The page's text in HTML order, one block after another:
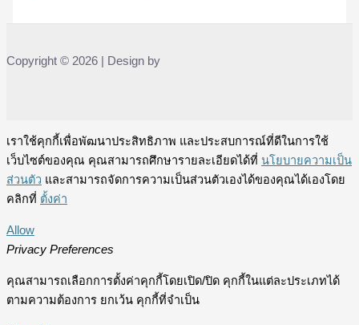
Copyright © 2026 | Design by
เราใช้คุกกี้เพื่อพัฒนาประสิทธิภาพ และประสบการณ์ที่ดีในการใช้
เว็บไซต์ของคุณ คุณสามารถศึกษารายละเอียดได้ที่ นโยบายความเป็น
ส่วนตัว และสามารถจัดการความเป็นส่วนตัวเองได้ของคุณได้เองโดย
คลิกที่ ตั้งค่า
Allow
Privacy Preferences
คุณสามารถเลือกการตั้งค่าคุกกี้โดยเปิด/ปิด คุกกี้ในแต่ละประเภทได้
ตามความต้องการ ยกเว้น คุกกี้ที่จำเป็น